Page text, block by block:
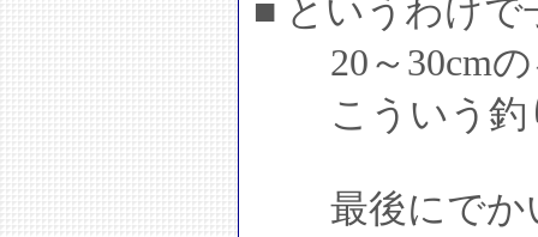
■ というわけで
20～30cmの
こういう釣
最後にでか